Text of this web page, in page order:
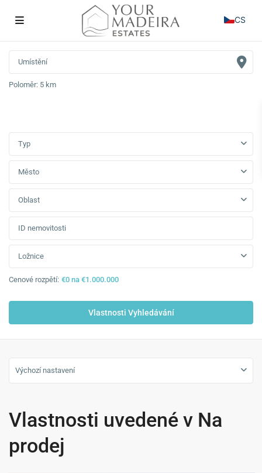
Poloměr: 5 km
Typ
Město
Oblast
Ložnice
Cenové rozpětí: €0 na €1.000.000
Výchozí nastavení
Vlastnosti uvedené v Na
prodej
Calheta
Estreito
da
CS